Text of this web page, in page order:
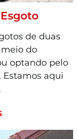
de duas
do
optando pelo
aqui